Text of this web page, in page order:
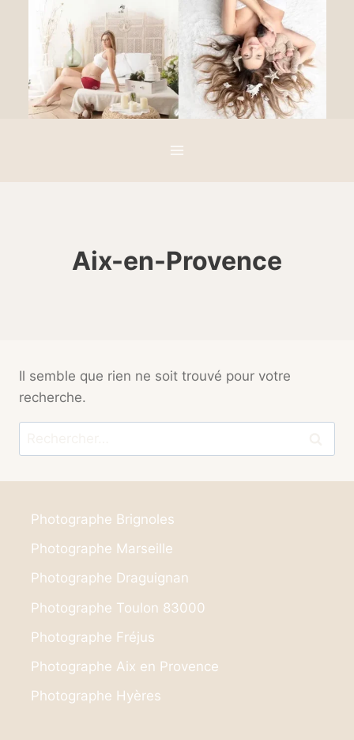
contenu
Aix-en-Provence
Il semble que rien ne soit trouvé pour votre
recherche.
Photographe Brignoles
Photographe Marseille
Photographe Draguignan
Photographe Toulon 83000
Photographe Fréjus
Photographe Aix en Provence
Photographe Hyères